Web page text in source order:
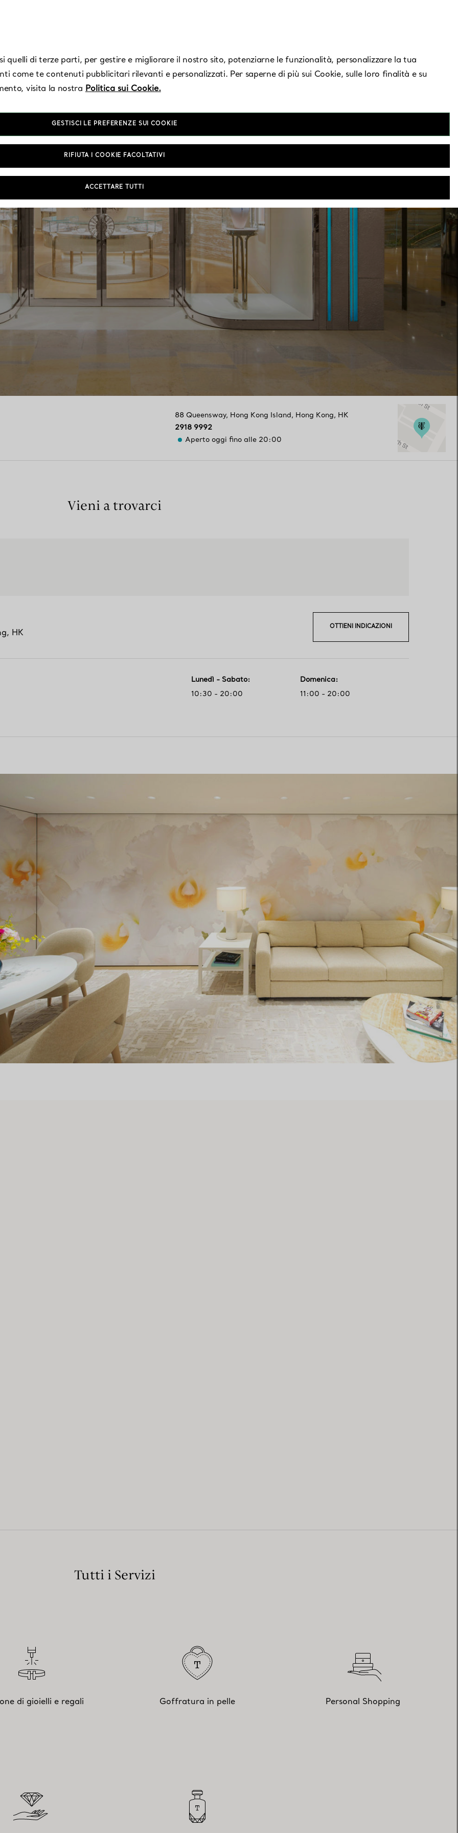
88 Queensway, Hong Kong Island, Hong Kong, HK
2918 9992
Aperto oggi fino alle 20:00
Vieni a trovarci
HK
OTTIENI INDICAZIONI
Lunedì - Sabato:
10:30 - 20:00
Domenica:
11:00 - 20:00
Tutti i Servizi
di gioielli e regali Goffratura in pelle Personal Shopping
quelli di terze parti, per gestire e migliorare il nostro sito, potenziarne le funzionalità, personalizzare la tua
come te contenuti pubblicitari rilevanti e personalizzati. Per saperne di più sui Cookie, sulle loro finalità e su
visita la nostra Politica sui Cookie.
GESTISCI LE PREFERENZE SUI COOKIE
RIFIUTA I COOKIE FACOLTATIVI
ACCETTARE TUTTI